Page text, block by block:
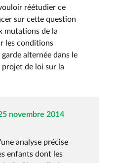
réétudier ce
sur cette question
mutations de la
les conditions
alternée dans le
de loi sur la
novembre 2014
analyse précise
enfants dont les